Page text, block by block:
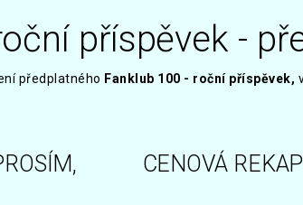
příspěvek -
předplatného Fanklub 100 - roční příspěvek,
CENOVÁ